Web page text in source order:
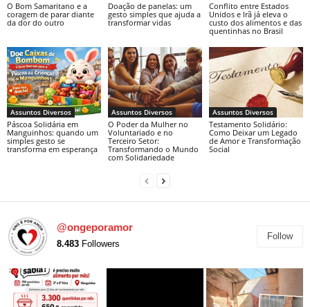
O Bom Samaritano e a
coragem de parar diante
da dor do outro
Doação de panelas: um
gesto simples que ajuda a
transformar vidas
Conflito entre Estados
Unidos e Irã já eleva o
custo dos alimentos e das
quentinhas no Brasil
Assuntos Diversos
Páscoa Solidária em
Manguinhos: quando um
simples gesto se
transforma em esperança
Assuntos Diversos
O Poder da Mulher no
Voluntariado e no
Terceiro Setor:
Transformando o Mundo
com Solidariedade
Assuntos Diversos
Testamento Solidário:
Como Deixar um Legado
de Amor e Transformação
Social
@ongeporamor
8.483 Followers
Follow